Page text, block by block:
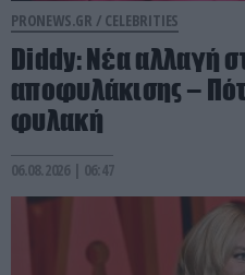
PRONEWS.GR / CELEBRITIES
Diddy: Νέα αλλαγή
αποφυλάκισης –
φυλακή
06.08.2026 | 06:47